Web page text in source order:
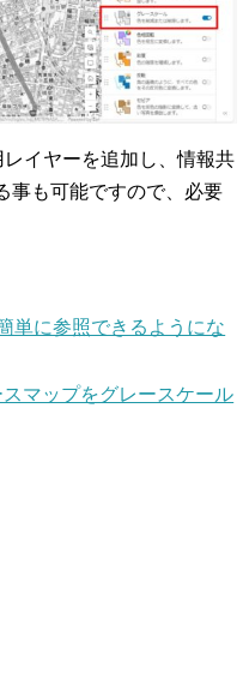
イヤーを追加し、情報共
事も可能ですので、必要
単に参照できるようにな
マップをグレースケール